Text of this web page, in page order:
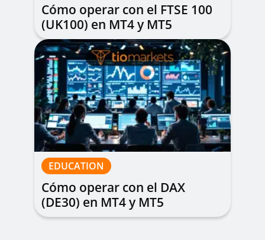
Cómo operar con el FTSE 100
(UK100) en MT4 y MT5
EDUCATION
Cómo operar con el DAX
(DE30) en MT4 y MT5